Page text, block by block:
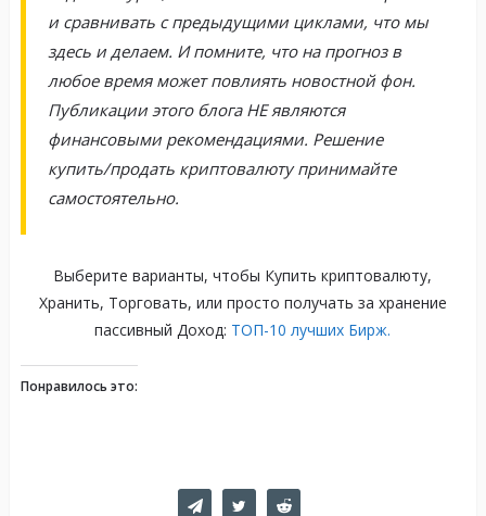
и сравнивать с предыдущими циклами, что мы
здесь и делаем. И помните, что на прогноз в
любое время может повлиять новостной фон.
Публикации этого блога НЕ являются
финансовыми рекомендациями. Решение
купить/продать криптовалюту принимайте
самостоятельно.
Выберите варианты, чтобы Купить криптовалюту,
Хранить, Торговать, или просто получать за хранение
пассивный Доход: ТОП-10 лучших Бирж.
Понравилось это: